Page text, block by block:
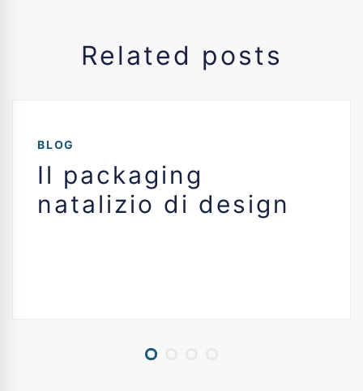
Related posts
BLOG
Il packaging
natalizio di design